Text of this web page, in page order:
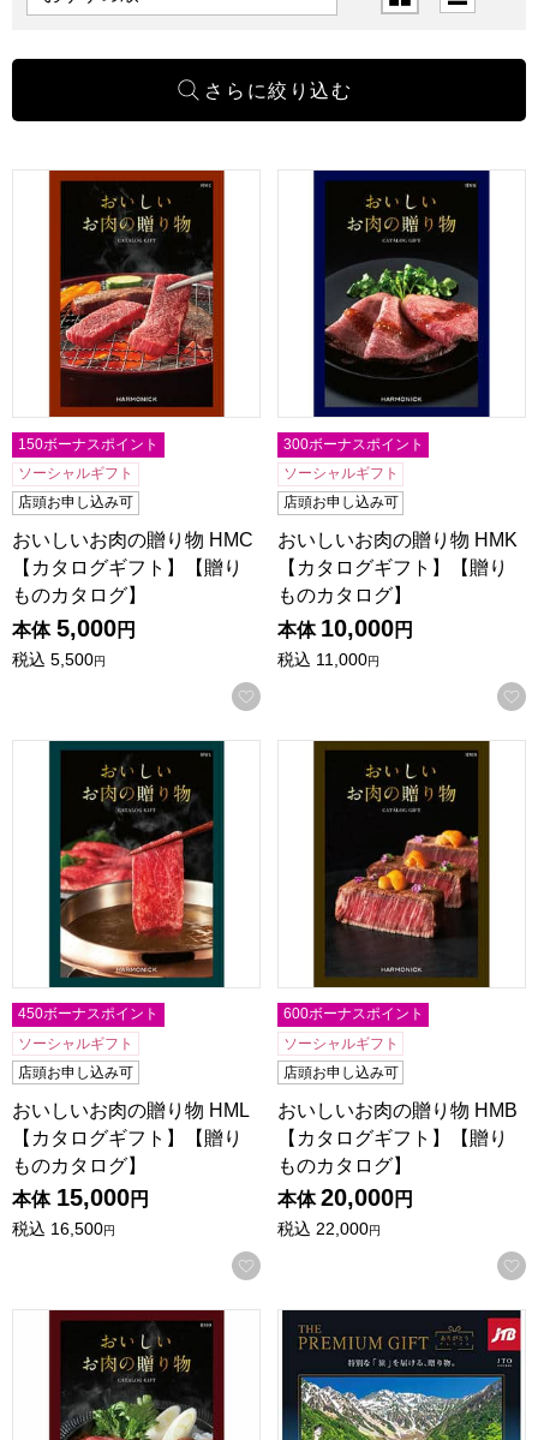
おいしいお肉の贈り物 HMC【カタログギフト】【贈りもの
150ボーナスポイント
ソーシャルギフト
店頭お申し込み可
おいしいお肉の贈り物 HMC
【カタログギフト】【贈り
ものカタログ】
本体 5,000円
税込 5,500円
お気に入りに登録する
おいしいお肉の贈り物 HMK
300ボーナスポイント
ソーシャルギフト
店頭お申し込み可
おいしいお肉の贈り物 HMK
【カタログギフト】【贈り
ものカタログ】
本体 10,000円
税込 11,000円
おいしいお肉の贈り物 HML【カタログギフト】【贈りもの
450ボーナスポイント
ソーシャルギフト
店頭お申し込み可
おいしいお肉の贈り物 HML
【カタログギフト】【贈り
ものカタログ】
本体 15,000円
税込 16,500円
お気に入りに登録する
おいしいお肉の贈り物 HMB
600ボーナスポイント
ソーシャルギフト
店頭お申し込み可
おいしいお肉の贈り物 HMB
【カタログギフト】【贈り
ものカタログ】
本体 20,000円
税込 22,000円
おいしいお肉の贈り物 HMO【カタログギフト】【贈りもの
ありがとうプレミアム JTO